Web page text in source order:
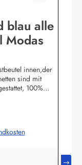
blau alle
Modas
innen,der
sind mit
100%